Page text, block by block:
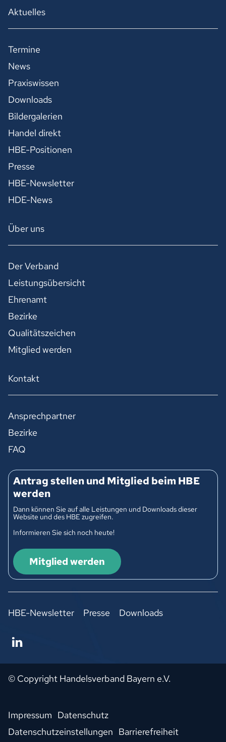
Aktuelles
Termine
News
Praxiswissen
Downloads
Bildergalerien
Handel direkt
HBE-Positionen
Presse
HBE-Newsletter
HDE-News
Über uns
Der Verband
Leistungsübersicht
Ehrenamt
Bezirke
Qualitätszeichen
Mitglied werden
Kontakt
Ansprechpartner
Bezirke
FAQ
Antrag stellen und Mitglied beim HBE
werden
Dann können Sie auf alle Leistungen und Downloads dieser
Website und des HBE zugreifen.
Informieren Sie sich noch heute!
Mitglied werden
HBE-Newsletter Presse Downloads
© Copyright Handelsverband Bayern e.V.
Impressum Datenschutz
Datenschutzeinstellungen Barrierefreiheit